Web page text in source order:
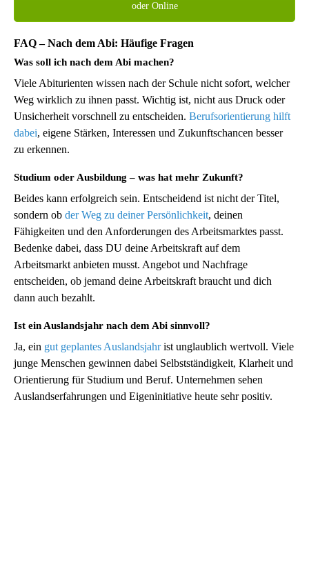
oder Online
FAQ – Nach dem Abi: Häufige Fragen
Was soll ich nach dem Abi machen?
Viele Abiturienten wissen nach der Schule nicht sofort, welcher
Weg wirklich zu ihnen passt. Wichtig ist, nicht aus Druck oder
Unsicherheit vorschnell zu entscheiden. Berufsorientierung hilft
dabei, eigene Stärken, Interessen und Zukunftschancen besser
zu erkennen.
Studium oder Ausbildung – was hat mehr Zukunft?
Beides kann erfolgreich sein. Entscheidend ist nicht der Titel,
sondern ob der Weg zu deiner Persönlichkeit, deinen
Fähigkeiten und den Anforderungen des Arbeitsmarktes passt.
Bedenke dabei, dass DU deine Arbeitskraft auf dem
Arbeitsmarkt anbieten musst. Angebot und Nachfrage
entscheiden, ob jemand deine Arbeitskraft braucht und dich
dann auch bezahlt.
Ist ein Auslandsjahr nach dem Abi sinnvoll?
Ja, ein gut geplantes Auslandsjahrist unglaublich wertvoll. Viele
junge Menschen gewinnen dabei Selbstständigkeit, Klarheit und
Orientierung für Studium und Beruf. Unternehmen sehen
Auslandserfahrungen und Eigeninitiative heute sehr positiv.